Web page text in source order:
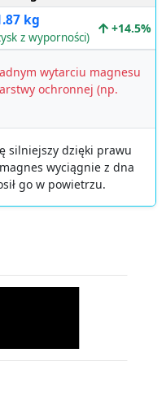
kg
z wyporności)
+14.5%
wytarciu magnesu
ochronnej (np.
silniejszy dzięki prawu
wyciągnie z dna
go w powietrzu.